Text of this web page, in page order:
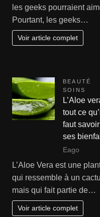
les geeks pourraient
Pourtant, les geeks…
Voir article complet
BEAUTÉ
SOINS
L’Aloe
tout ce
faut
ses
Eago
L’Aloe Vera est une
qui ressemble à un
mais qui fait partie de…
Voir article complet